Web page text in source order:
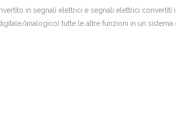
in segnali elettrici e segnali elettrici
analogico) tutte le altre funzioni in un